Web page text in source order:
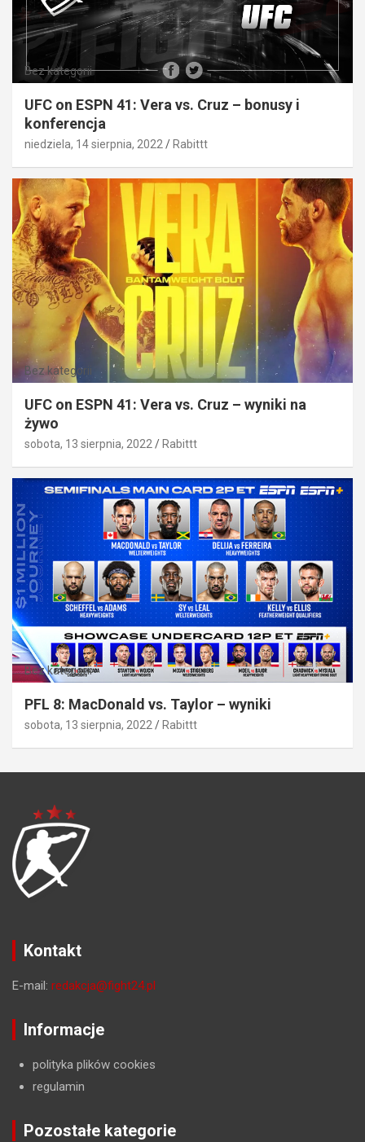
Bez kategorii
UFC on ESPN 41: Vera vs. Cruz – bonusy i
konferencja
niedziela, 14 sierpnia, 2022 Rabittt
Bez kategorii
UFC on ESPN 41: Vera vs. Cruz – wyniki na
żywo
sobota, 13 sierpnia, 2022 Rabittt
Bez kategorii
PFL 8: MacDonald vs. Taylor – wyniki
sobota, 13 sierpnia, 2022 Rabittt
Kontakt
E-mail: redakcja@fight24.pl
Informacje
polityka plików cookies
regulamin
Pozostałe kategorie